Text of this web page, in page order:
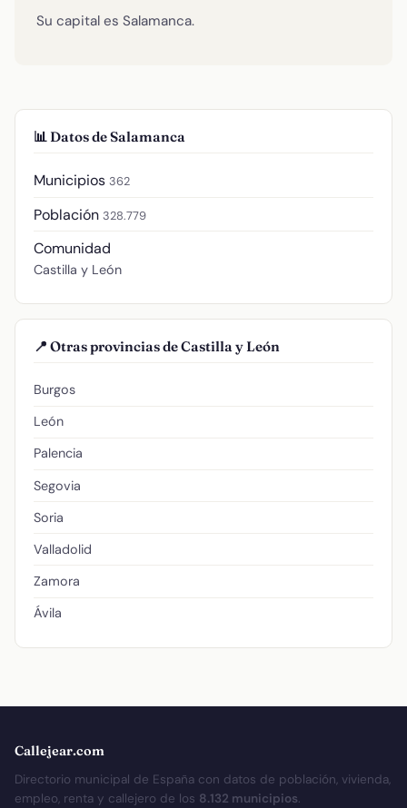
Su capital es Salamanca.
📊 Datos de Salamanca
Municipios 362
Población 328.779
Comunidad
Castilla y León
📍 Otras provincias de Castilla y León
Burgos
León
Palencia
Segovia
Soria
Valladolid
Zamora
Ávila
Callejear.com
Directorio municipal de España con datos de población, vivienda,
empleo, renta y callejero de los 8.132 municipios.